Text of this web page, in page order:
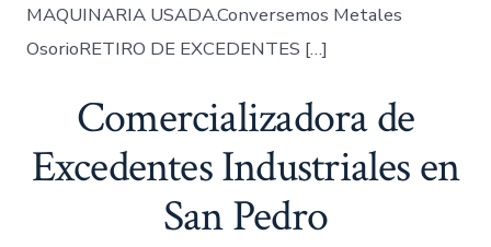
MAQUINARIA USADA.Conversemos Metales
OsorioRETIRO DE EXCEDENTES […]
Comercializadora de
Excedentes Industriales en
San Pedro